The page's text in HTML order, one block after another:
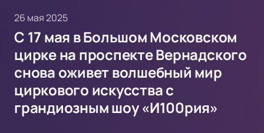
26 мая 2025
С 17 мая в Большом Московском
цирке на проспекте Вернадского
снова оживет волшебный мир
циркового искусства с
грандиозным шоу «И100рия»